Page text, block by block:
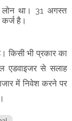
था। 31 अगस्त
है।
किसी भी प्रकार का
एडवाइजर से सलाह
में निवेश करने पर